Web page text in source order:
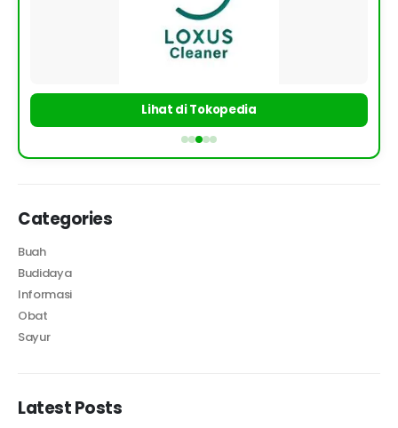
Lihat di Tokopedia
Categories
Buah
Budidaya
Informasi
Obat
Sayur
Latest Posts